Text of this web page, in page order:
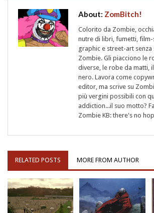
About: ZomBitch!
Colorito da Zombie,
nutre di libri, fumetti, film-
graphic e street-art senza
Zombie. Gli piacciono le
diverse, le robe da matti,
nero. Lavora come
editor, ma scrive su
più vergini possibili con
addiction...il suo motto?
Zombie KB: there's no
RELATED POSTS MORE FROM AUTHOR